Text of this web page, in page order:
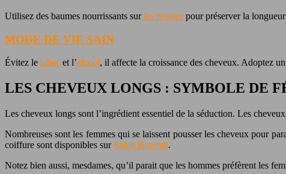
Utilisez des baumes nourrissants surles pointes pour préserver la
MODE DE VIE SAIN
Évitez le tabac et l’alcool, il affecte la croissance des cheveux. Adoptez
LES CHEVEUX LONGS : SYMBOLE DE
Les cheveux longs sont l’ingrédient essentiel de la séduction. Les
Nombreuses sont les femmes qui se laissent pousser les cheveux pour
coiffure sont disponibles sur Salon Bigoudi.
Notez bien aussi, mesdames, qu’il parait que les hommes préfèrent les